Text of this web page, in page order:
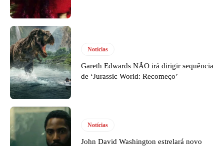
Notícias
Gareth Edwards NÃO irá dirigir sequência
de ‘Jurassic World: Recomeço’
Notícias
John David Washington estrelará novo